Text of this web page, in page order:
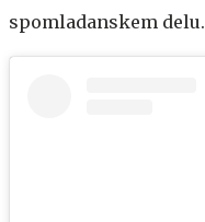
spomladanskem delu.